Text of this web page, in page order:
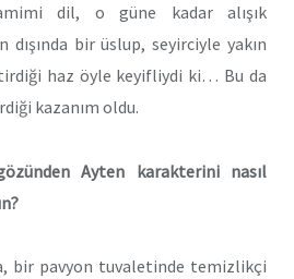
dil, o güne kadar alışık
dışında bir üslup, seyirciyle yakın
haz öyle keyifliydi ki… Bu da
kazanım oldu.
Ayten karakterini nasıl
bir pavyon tuvaletinde temizlikçi